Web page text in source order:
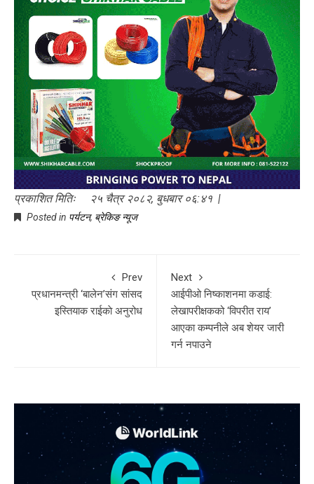
प्रकाशित मितिः २५ चैत्र २०८२, बुधबार ०६:४१ |
Posted in पर्यटन, ब्रेकिङ न्यूज
Prev
प्रधानमन्त्री ‘बालेन’संग सांसद
इस्तियाक राईकाे अनुरोध
Next
आईपीओ निष्काशनमा कडाई:
लेखापरीक्षकको ‘विपरीत राय’
आएका कम्पनीले अब शेयर जारी
गर्न नपाउने